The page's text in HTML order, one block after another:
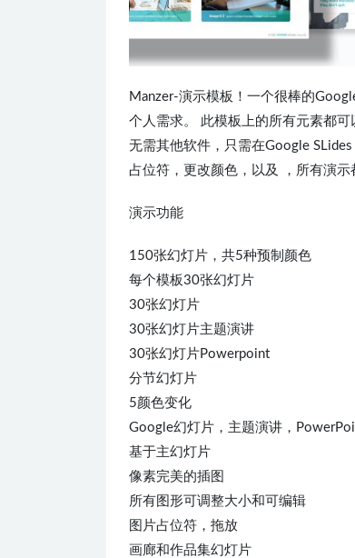
Manzer-演示模板！一个很棒的
个人需求。 此模板上的所有元素都
无需其他软件，只需在Google
占位符，更改颜色，以及 ，所有演
演示功能
150张幻灯片，共5种预制颜色
每个模板30张幻灯片
30张幻灯片
30张幻灯片主题演讲
30张幻灯片Powerpoint
分节幻灯片
5颜色变化
Google幻灯片，主题演讲，
基于主幻灯片
像素完美的插图
所有图形可调整大小和可编辑
图片占位符，拖放
画廊和作品集幻灯片